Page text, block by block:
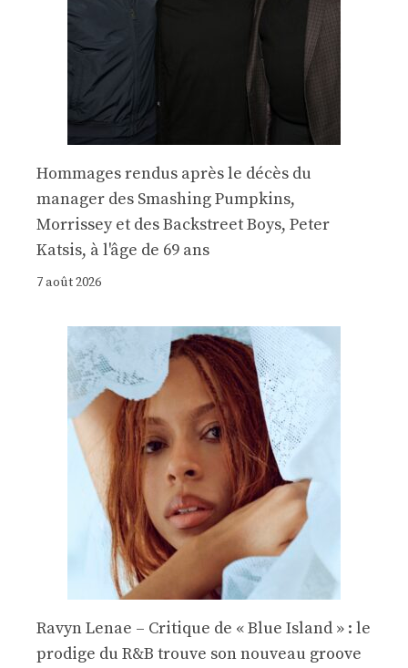
Hommages rendus après le décès du
manager des Smashing Pumpkins,
Morrissey et des Backstreet Boys, Peter
Katsis, à l'âge de 69 ans
7 août 2026
Ravyn Lenae – Critique de « Blue Island » : le
prodige du R&B trouve son nouveau groove